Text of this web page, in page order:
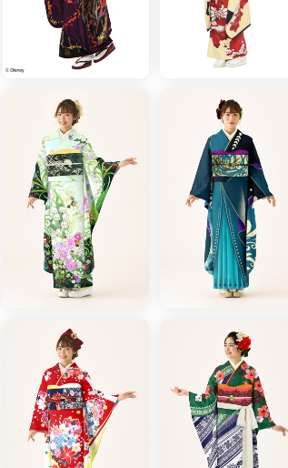
税込109,780円）！
の技法、